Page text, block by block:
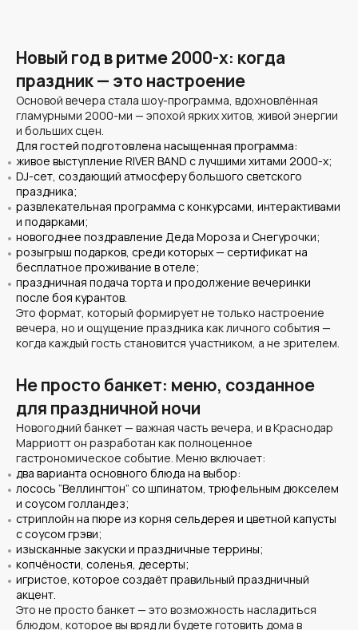
Новый год в ритме 2000-х: когда
праздник — это настроение
Основой вечера стала шоу-программа, вдохновлённая
гламурными 2000-ми — эпохой ярких хитов, живой энергии
и больших сцен.
Для гостей подготовлена насыщенная программа:
живое выступление RIVER BAND с лучшими хитами 2000-х;
DJ-сет, создающий атмосферу большого светского
праздника;
развлекательная программа с конкурсами, интерактивами
и подарками;
новогоднее поздравление Деда Мороза и Снегурочки;
розыгрыш подарков, среди которых — сертификат на
бесплатное проживание в отеле;
праздничная подача торта и продолжение вечеринки
после боя курантов.
Это формат, который формирует не только настроение
вечера, но и ощущение праздника как личного события —
когда каждый гость становится участником, а не зрителем.
Не просто банкет: меню, созданное
для праздничной ночи
Новогодний банкет — важная часть вечера, и в Краснодар
Марриотт он разработан как полноценное
гастрономическое событие. Меню включает:
два варианта основного блюда на выбор:
лосось “Веллингтон” со шпинатом, трюфельным дюкселем
и соусом голландез;
стриплойн на пюре из корня сельдерея и цветной капусты
с соусом грэви;
изысканные закуски и праздничные террины;
копчёности, соленья, десерты;
игристое, которое создаёт правильный праздничный
акцент.
Это не просто банкет — это возможность насладиться
блюдом, которое вы вряд ли будете готовить дома в